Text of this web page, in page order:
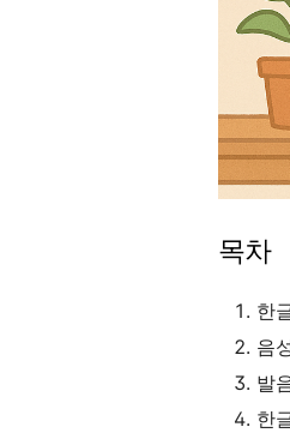
목차
한
음
발
한